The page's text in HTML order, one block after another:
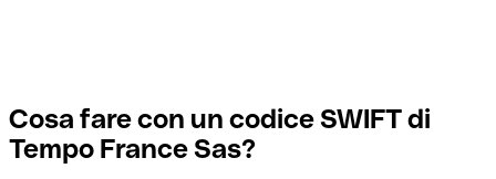
Cosa fare con un codice SWIFT di
Tempo France Sas?